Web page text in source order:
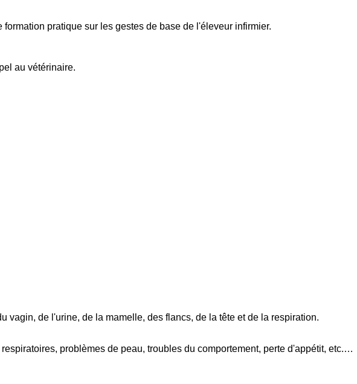
pratique sur les gestes de base de l'éleveur infirmier.
au vétérinaire.
vagin, de l'urine, de la mamelle, des flancs, de la tête et de la respiration.
problèmes de peau, troubles du comportement, perte d'appétit, etc.…